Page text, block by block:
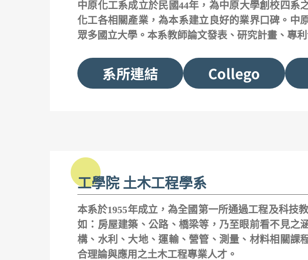
中原化工系成立於民國44年，為中原大學創校四系
化工各相關產業，為本系建立良好的業界口碑。中
眾多國立大學。本系教師論文發表、研究計畫、專
系所連結 Collego
工學院 土木工程學系
本系於1955年成立，為全國第一所通過工程及科技
如：房屋建築、公路、橋梁等，乃至眼前看不見之
構、水利、大地、運輸、營管、測量、材料相關課
合理論與應用之土木工程專業人才。